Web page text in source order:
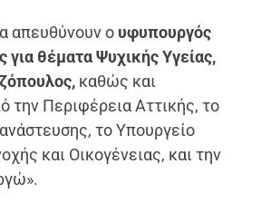
απευθύνουν ο υφυπουργός
για θέματα Ψυχικής Υγείας,
καθώς και
την Περιφέρεια Αττικής, το
το Υπουργείο
και Οικογένειας, και την